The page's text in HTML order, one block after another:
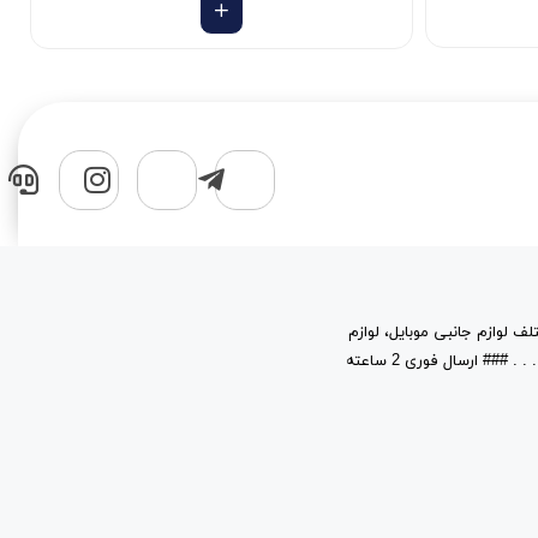
لوازم جانبی موبایل، لوازم
جانبی کامپیوتر، قطعات، حافظه های جانبی و نرم افزار در خدمت شماست. . . . . . . . . ### ارسال فوری 2 ساعته